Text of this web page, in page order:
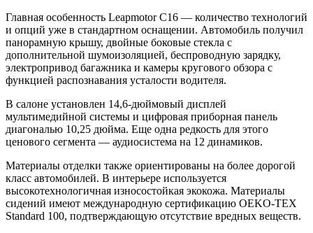
Главная особенность Leapmotor C16 — количество технологий
и опций уже в стандартном оснащении. Автомобиль получил
панорамную крышу, двойные боковые стекла с
дополнительной шумоизоляцией, беспроводную зарядку,
электропривод багажника и камеры кругового обзора с
функцией распознавания усталости водителя.
В салоне установлен 14,6-дюймовый дисплей
мультимедийной системы и цифровая приборная панель
диагональю 10,25 дюйма. Еще одна редкость для этого
ценового сегмента — аудиосистема на 12 динамиков.
Материалы отделки также ориентированы на более дорогой
класс автомобилей. В интерьере используется
высокотехнологичная износостойкая экокожа. Материалы
сидений имеют международную сертификацию OEKO-TEX
Standard 100, подтверждающую отсутствие вредных веществ.